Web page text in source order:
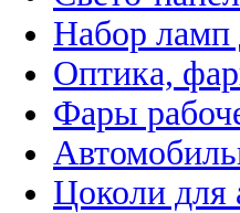
Набор ламп
Оптика,
Фары
Цоколи для